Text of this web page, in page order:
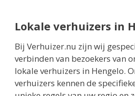
Lokale verhuizers in
Bij Verhuizer.nu zijn wij
verbinden van bezoekers van
lokale verhuizers in Hengelo.
verhuizers kennen de